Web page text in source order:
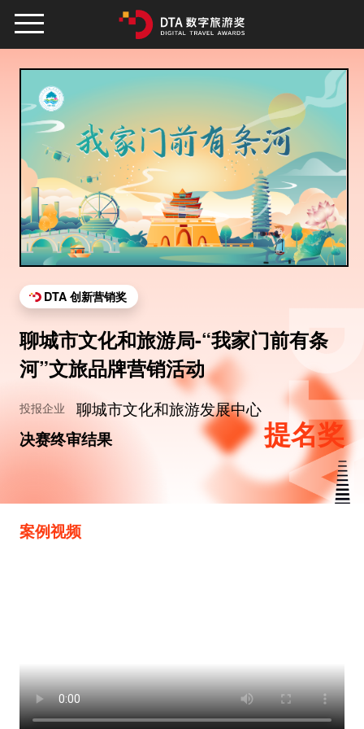
DTA 创新营销奖
聊城市文化和旅游局-“我家门前有条
河”文旅品牌营销活动
投报企业
聊城市文化和旅游发展中心
决赛终审结果
提名奖
案例视频